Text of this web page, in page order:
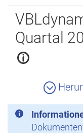
Zurück
Quartal